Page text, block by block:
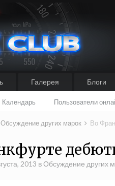
Календарь Пользователи
Галерея Блоги
Обсуждение других марок Во
2013 вОбсуждение других